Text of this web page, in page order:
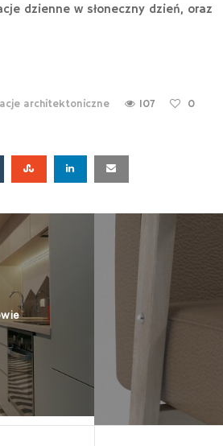
dzienne w słoneczny dzień, oraz
architektoniczne 107 0